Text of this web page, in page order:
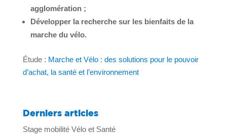
agglomération ;
Développer la recherche sur les bienfaits de la
marche du vélo.
Étude : Marche et Vélo : des solutions pour le pouvoir
d’achat, la santé et l’environnement
Derniers articles
Stage mobilité Vélo et Santé